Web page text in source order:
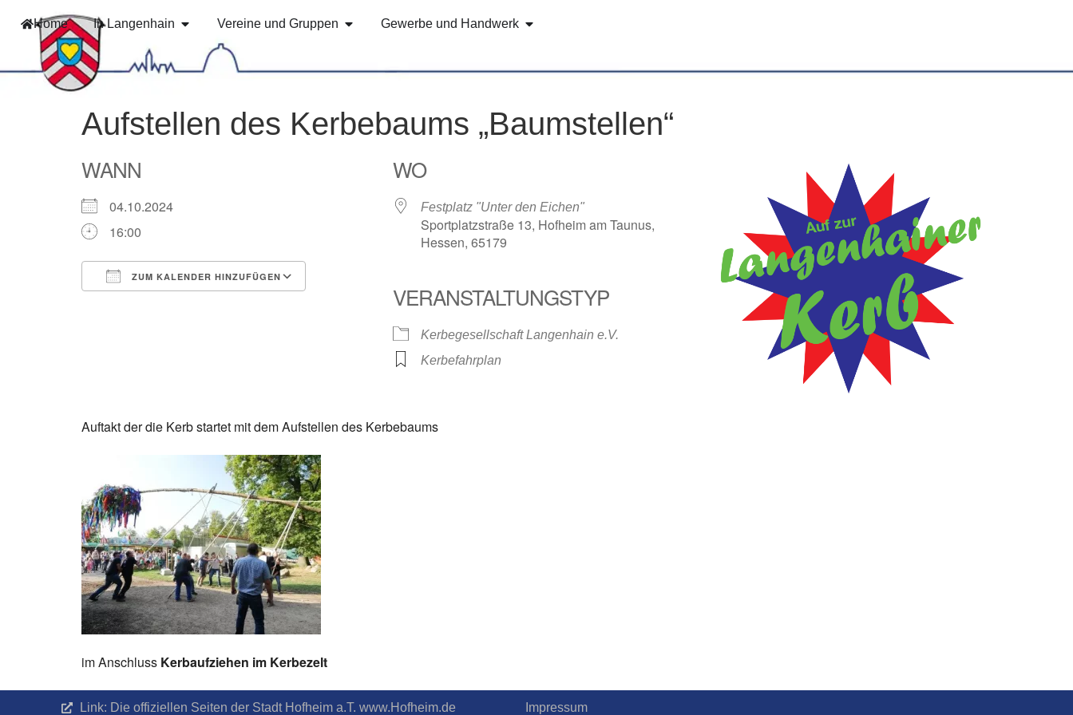
Home In Langenhain Vereine und Gruppen Gewerbe und Handwerk
Aufstellen des Kerbebaums „Baumstellen“
WANN
04.10.2024
16:00
ZUM KALENDER HINZUFÜGEN
Google Kalender iCalendar Office 365
WO
Festplatz "Unter den Eichen"
Sportplatzstraße 13, Hofheim am Taunus,
Hessen, 65179
VERANSTALTUNGSTYP
Kerbegesellschaft Langenhain e.V.
Kerbefahrplan
Auftakt der die Kerb startet mit dem Aufstellen des Kerbebaums
im Anschluss Kerbaufziehen im Kerbezelt
Link: Die offiziellen Seiten der Stadt Hofheim a.T. www.Hofheim.de Impressum